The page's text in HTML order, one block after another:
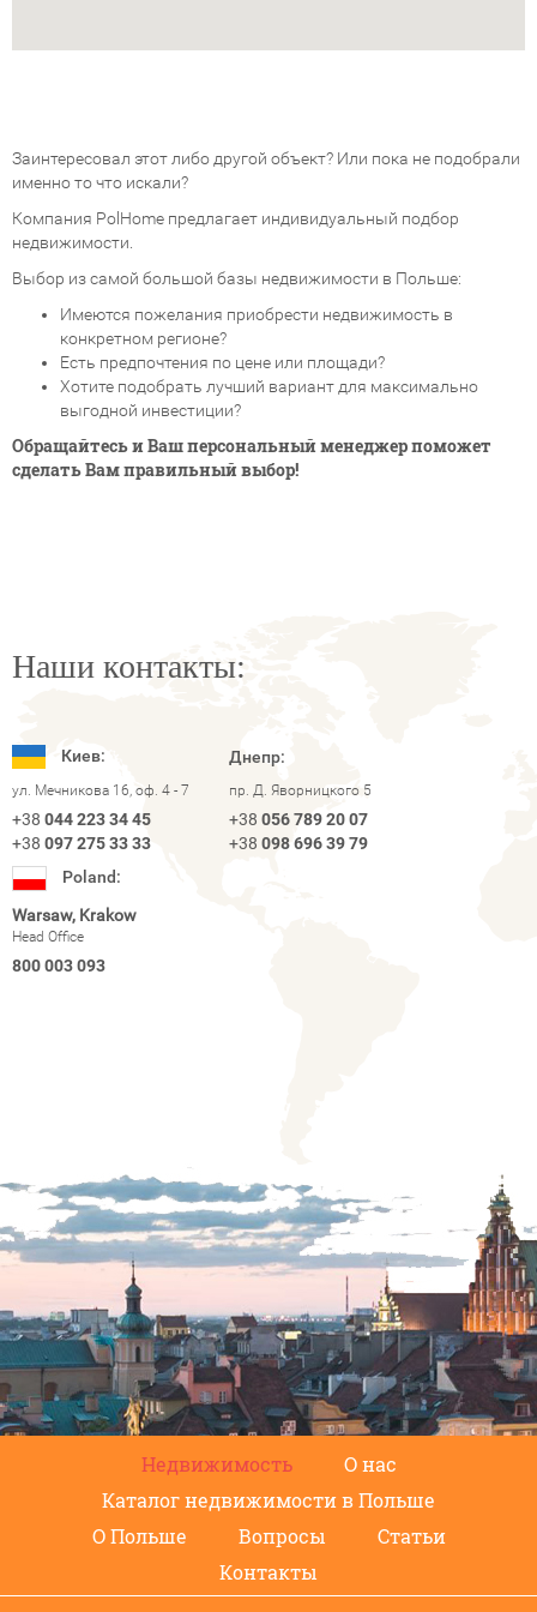
Заинтересовал этот либо другой объект? Или пока не подобрали
именно то что искали?
Компания PolHome предлагает индивидуальный подбор
недвижимости.
Выбор из самой большой базы недвижимости в Польше:
Имеются пожелания приобрести недвижимость в
конкретном регионе?
Есть предпочтения по цене или площади?
Хотите подобрать лучший вариант для максимально
выгодной инвестиции?
Обращайтесь и Ваш персональный менеджер поможет
сделать Вам правильный выбор!
Наши контакты:
Киев:
ул. Мечникова 16, оф. 4 - 7
+38 044 223 34 45
+38 097 275 33 33
Днепр:
пр. Д. Яворницкого 5
+38 056 789 20 07
+38 098 696 39 79
Poland:
Warsaw, Krakow
Head Office
800 003 093
Недвижимость
О нас
Каталог недвижимости в Польше
О Польше
Вопросы
Статьи
Контакты